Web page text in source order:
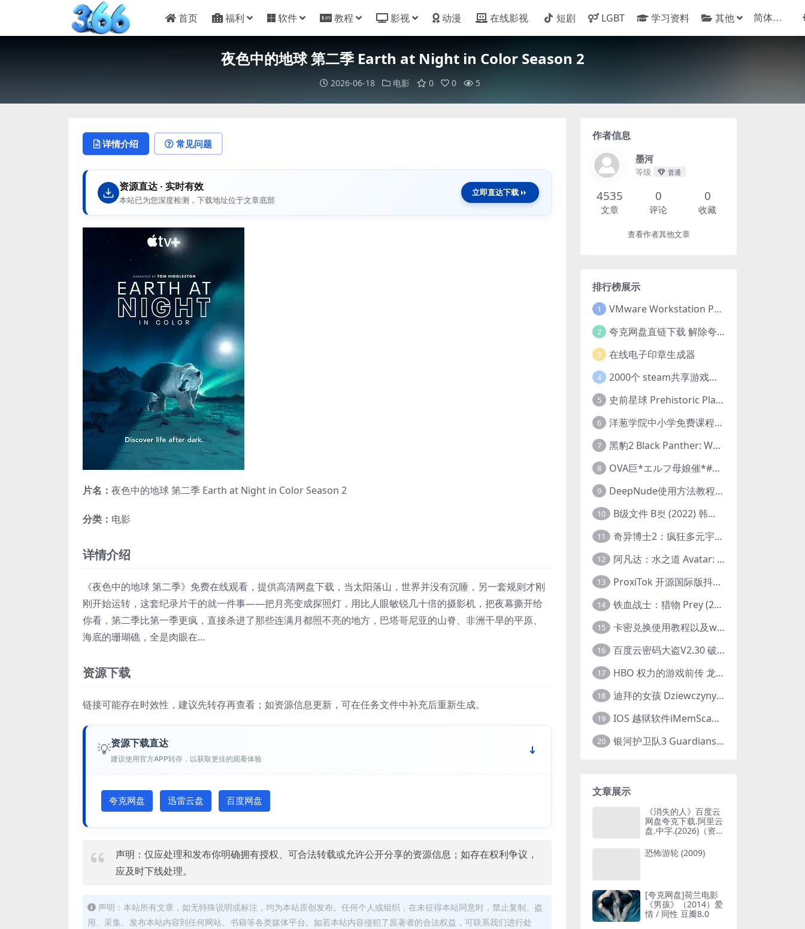
首页 福利 软件 教程 影视 动漫 在线影视 短剧 LGBT 学习资料 其他
夜色中的地球 第二季 Earth at Night in Color Season 2
2026-06-18 电影 0 0 5
详情介绍 常见问题
资源直达 · 实时有效
本站已为您深度检测，下载地址位于文章底部
立即直达下载
片名： 夜色中的地球 第二季 Earth at Night in Color Season 2
分类： 电影
详情介绍
《夜色中的地球 第二季》免费在线观看，提供高清网盘下载，当太阳落山，世界并没有沉睡，另一套规则才刚
刚开始运转，这套纪录片干的就一件事——把月亮变成探照灯，用比人眼敏锐几十倍的摄影机，把夜幕撕开给
你看，第二季比第一季更疯，直接杀进了那些连满月都照不亮的地方，巴塔哥尼亚的山脊、非洲干旱的平原、
海底的珊瑚礁，全是肉眼在…
资源下载
链接可能存在时效性，建议先转存再查看；如资源信息更新，可在任务文件中补充后重新生成。
💡资源下载直达
建议使用官方APP转存，以获取更佳的观看体验
夸克网盘 迅雷云盘 百度网盘
声明：仅应处理和发布你明确拥有授权、可合法转载或允许公开分享的资源信息；如存在权利争议，
应及时下线处理。
声明：本站所有文章，如无特殊说明或标注，均为本站原创发布。任何个人或组织，在未征得本站同意时，禁止复制、盗
用、采集、发布本站内容到任何网站、书籍等各类媒体平台。如若本站内容侵犯了原著者的合法权益，可联系我们进行处
作者信息
墨河
等级 普通
4535
文章
0
评论
0
收藏
查看作者其他文章
排行榜展示
1 VMware Workstation Pro 16 永久激活密钥(序列号)
2 夸克网盘直链下载 解除夸克网盘下载限制 油猴脚本
3 在线电子印章生成器
4 2000个 steam共享游戏账号 离线steam账号分享
5 史前星球 Prehistoric Planet (2022) 中字 1080p 高清 阿里云盘 2022.5.27已更新全集
6 洋葱学院中小学免费课程集合 云盘下载
7 黑豹2 Black Panther: Wakanda Forever (2022) 高清版
8 OVA巨*エルフ母娘催*#1エルフの国を蹂*する男。汚された女王と姫
9 DeepNude使用方法教程FAQ
10 B级文件 B컷 (2022) 韩国大尺度剧情电影 1080P 中字
11 奇异博士2：疯狂多元宇宙 Doctor Strange in the Multiverse of Madness (2022) 高清版1080p
12 阿凡达：水之道 Avatar: The Way of Water (2022) 1080p 2k 4k 中文字幕
13 ProxiTok 开源国际版抖音TikTok网页版 国内网络直连
14 铁血战士：猎物 Prey (2022) 中英字幕 1080P
15 卡密兑换使用教程以及windows使用教程
16 百度云密码大盗V2.30 破解分享链接提取码
17 HBO 权力的游戏前传 龙之家族 House of the Dragon (2022) 中字 1080P 更新4集
18 迪拜的女孩 Dziewczyny z Dubaju (2021) 1080P 中字
19 IOS 越狱软件iMemScan version1.2.6 游戏内存修改器
20 银河护卫队3 Guardians of the Galaxy Vol. 3 (2023)4K高清资源1080p只分享精品
文章展示
《消失的人》百度云
网盘夸克下载.阿里云
盘.中字.(2026)（资源
恐怖游轮 (2009)
[夸克网盘]荷兰电影
《男孩》（2014）爱
情 / 同性 豆瓣8.0